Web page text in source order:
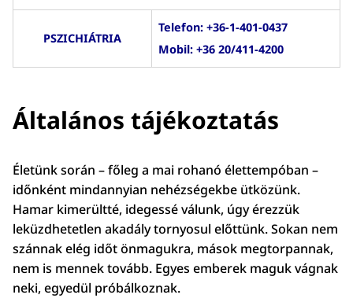
PSZICHIÁTRIA
Telefon: +36-1-401-0437
Mobil: +36 20/411-4200
Általános tájékoztatás
Életünk során – főleg a mai rohanó élettempóban –
időnként mindannyian nehézségekbe ütközünk.
Hamar kimerültté, idegessé válunk, úgy érezzük
leküzdhetetlen akadály tornyosul előttünk. Sokan nem
szánnak elég időt önmagukra, mások megtorpannak,
nem is mennek tovább. Egyes emberek maguk vágnak
neki, egyedül próbálkoznak.